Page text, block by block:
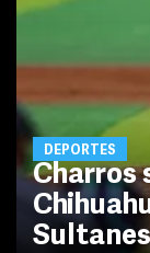
DEPORTES
Charros